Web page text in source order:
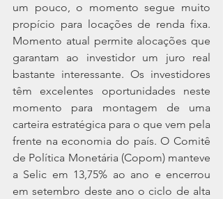
um pouco, o momento segue muito
propício para locações de renda fixa.
Momento atual permite alocações que
garantam ao investidor um juro real
bastante interessante. Os investidores
têm excelentes oportunidades neste
momento para montagem de uma
carteira estratégica para o que vem pela
frente na economia do país. O Comitê
de Política Monetária (Copom) manteve
a Selic em 13,75% ao ano e encerrou
em setembro deste ano o ciclo de alta